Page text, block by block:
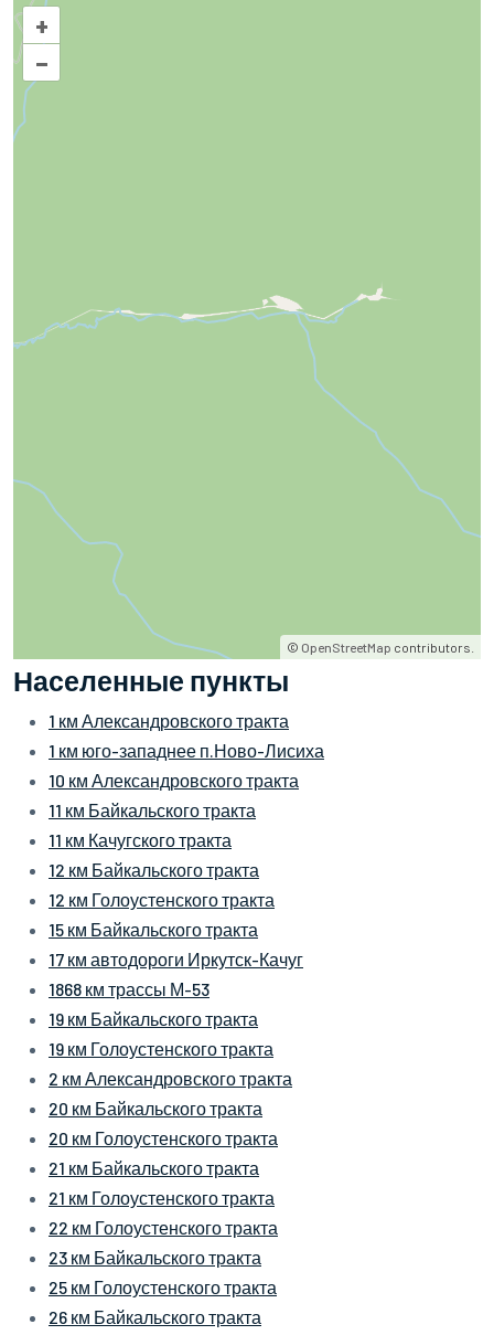
+
–
© OpenStreetMap contributors.
Населенные пункты
1 км Александровского тракта
1 км юго-западнее п.Ново-Лисиха
10 км Александровского тракта
11 км Байкальского тракта
11 км Качугского тракта
12 км Байкальского тракта
12 км Голоустенского тракта
15 км Байкальского тракта
17 км автодороги Иркутск-Качуг
1868 км трассы М-53
19 км Байкальского тракта
19 км Голоустенского тракта
2 км Александровского тракта
20 км Байкальского тракта
20 км Голоустенского тракта
21 км Байкальского тракта
21 км Голоустенского тракта
22 км Голоустенского тракта
23 км Байкальского тракта
25 км Голоустенского тракта
26 км Байкальского тракта